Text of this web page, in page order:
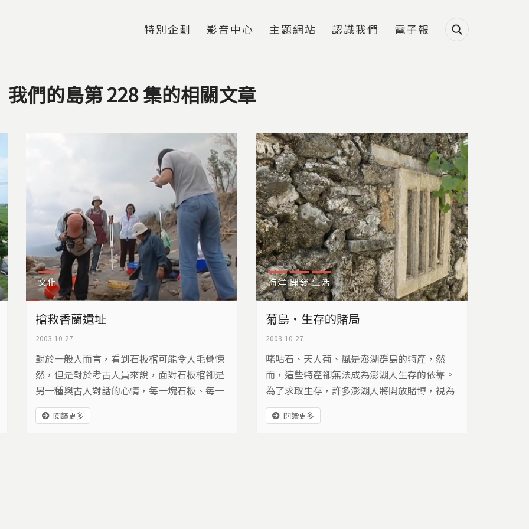
特別企劃 影音中心 主題網站 認識我們 電子報
我們的島第 228 集的相關文章
文化
搶救香蘭遺址
2003-10-27
對於一般人而言，看到石板棺可能令人毛骨悚
然，但是對於考古人員來說，面對石板棺卻是
另一種與古人對話的心情，每一塊石板、每一
片陶片，在搶救過程中，都經過完整的描繪與
紀錄，就怕錯失一點點，遠古人類留下的訊
閱讀更多
海洋 開發 生活
菊島‧生存的賭局
2003-10-27
咾咕石、天人菊、風是澎湖群島的特產，然
而，這些特產卻無法成為澎湖人生存的依靠。
為了求取生存，許多澎湖人將開放賭博，視為
澎湖發展的出路，卻也有少數的澎湖人，迎著
海風打造另一條生存之路。
閱讀更多